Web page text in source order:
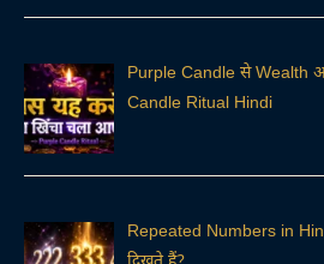
Purple Candle से Wealth
Candle Ritual Hindi
Repeated Numbers in